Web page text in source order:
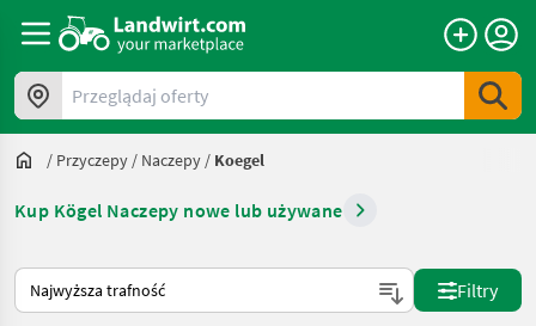
Przeglądaj oferty
/ Przyczepy / Naczepy / Koegel
Kup Kögel Naczepy nowe lub używane
Tak sortuje się na Landwirt.com
Filtry